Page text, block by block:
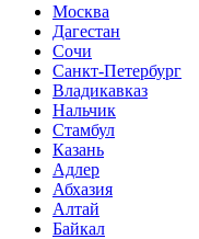
Москва
Дагестан
Сочи
Санкт-Петербург
Владикавказ
Нальчик
Стамбул
Казань
Адлер
Абхазия
Алтай
Байкал